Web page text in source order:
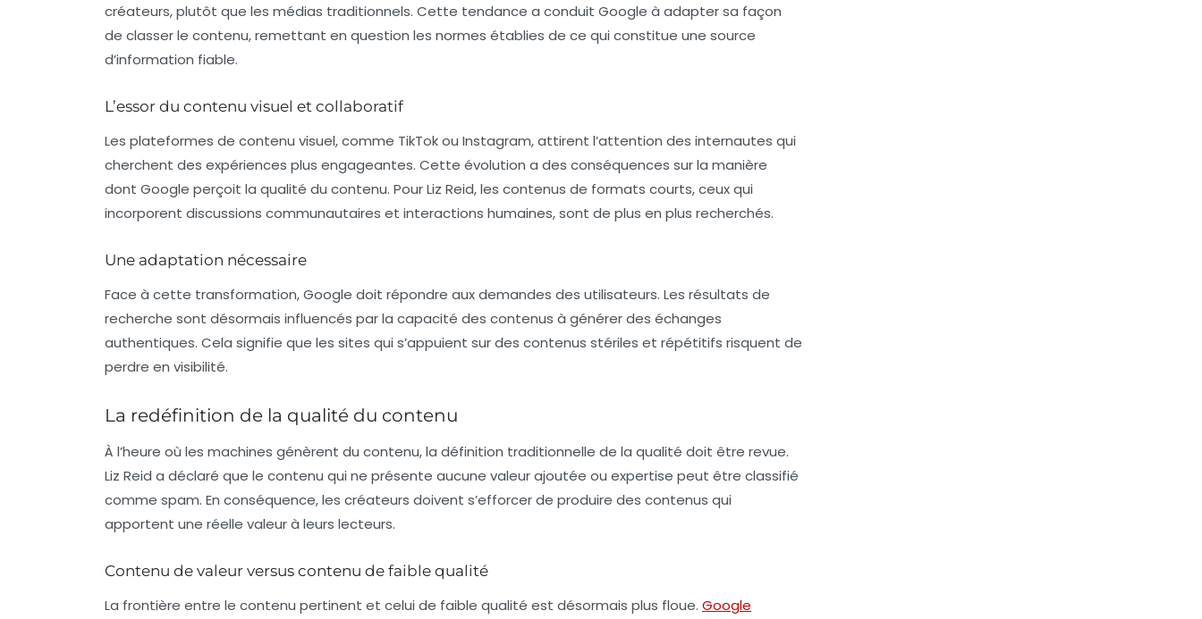
créateurs, plutôt que les médias traditionnels. Cette tendance a conduit Google à adapter sa façon
de classer le contenu, remettant en question les normes établies de ce qui constitue une source
d’information fiable.
L’essor du contenu visuel et collaboratif
Les plateformes de contenu visuel, comme TikTok ou Instagram, attirent l’attention des internautes qui
cherchent des expériences plus engageantes. Cette évolution a des conséquences sur la manière
dont Google perçoit la qualité du contenu. Pour Liz Reid, les contenus de formats courts, ceux qui
incorporent discussions communautaires et interactions humaines, sont de plus en plus recherchés.
Une adaptation nécessaire
Face à cette transformation, Google doit répondre aux demandes des utilisateurs. Les résultats de
recherche sont désormais influencés par la capacité des contenus à générer des échanges
authentiques. Cela signifie que les sites qui s’appuient sur des contenus stériles et répétitifs risquent de
perdre en visibilité.
La redéfinition de la qualité du contenu
À l’heure où les machines génèrent du contenu, la définition traditionnelle de la qualité doit être revue.
Liz Reid a déclaré que le contenu qui ne présente aucune valeur ajoutée ou expertise peut être classifié
comme spam. En conséquence, les créateurs doivent s’efforcer de produire des contenus qui
apportent une réelle valeur à leurs lecteurs.
Contenu de valeur versus contenu de faible qualité
La frontière entre le contenu pertinent et celui de faible qualité est désormais plus floue. Google